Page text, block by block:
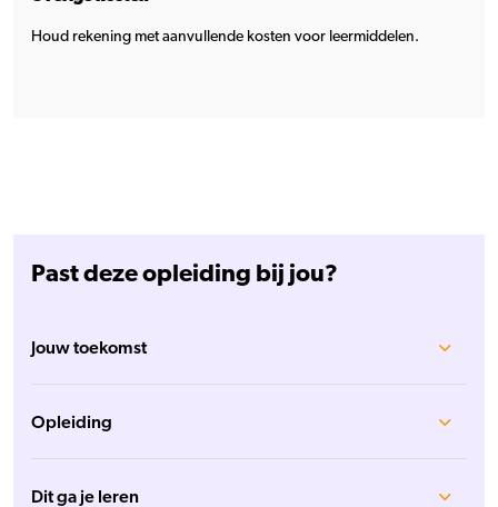
Houd rekening met aanvullende kosten voor leermiddelen.
Past deze opleiding bij jou?
Jouw toekomst
Opleiding
Dit ga je leren